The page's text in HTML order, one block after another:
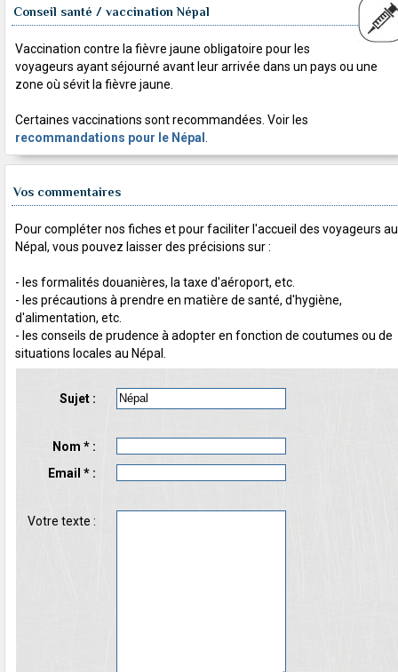
Conseil santé / vaccination Népal
Vaccination contre la fièvre jaune obligatoire pour les
voyageurs ayant séjourné avant leur arrivée dans un pays ou une
zone où sévit la fièvre jaune.
Certaines vaccinations sont recommandées. Voir les
recommandations pour le Népal
Vos commentaires
Pour compléter nos fiches et pour faciliter l'accueil des voyageurs au
Népal, vous pouvez laisser des précisions sur :
- les formalités douanières, la taxe d'aéroport, etc.
- les précautions à prendre en matière de santé, d'hygiène,
d'alimentation, etc.
- les conseils de prudence à adopter en fonction de coutumes ou de
situations locales au Népal.
Sujet :
Nom * :
Email * :
Votre texte :